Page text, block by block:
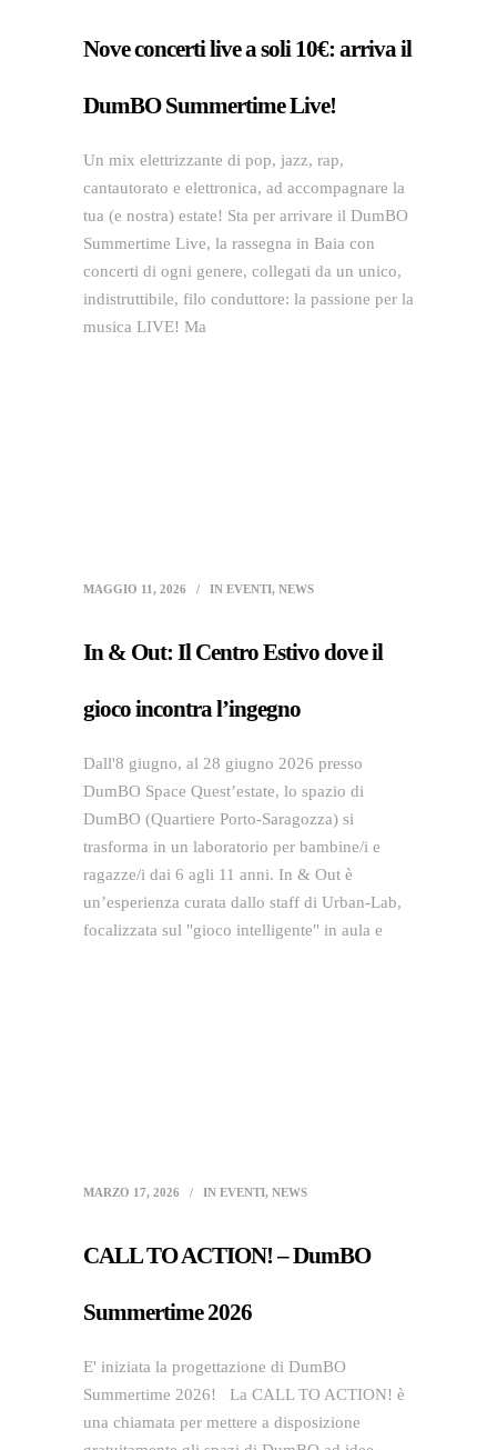
Nove concerti live a soli 10€: arriva il
DumBO Summertime Live!
Un mix elettrizzante di pop, jazz, rap,
cantautorato e elettronica, ad accompagnare la
tua (e nostra) estate! Sta per arrivare il DumBO
Summertime Live, la rassegna in Baia con
concerti di ogni genere, collegati da un unico,
indistruttibile, filo conduttore: la passione per la
musica LIVE! Ma
MAGGIO 11, 2026 IN EVENTI, NEWS
In & Out: Il Centro Estivo dove il
gioco incontra l’ingegno
Dall'8 giugno, al 28 giugno 2026 presso
DumBO Space Quest’estate, lo spazio di
DumBO (Quartiere Porto-Saragozza) si
trasforma in un laboratorio per bambine/i e
ragazze/i dai 6 agli 11 anni. In & Out è
un’esperienza curata dallo staff di Urban-Lab,
focalizzata sul "gioco intelligente" in aula e
MARZO 17, 2026 IN EVENTI, NEWS
CALL TO ACTION! – DumBO
Summertime 2026
E' iniziata la progettazione di DumBO
Summertime 2026! La CALL TO ACTION! è
una chiamata per mettere a disposizione